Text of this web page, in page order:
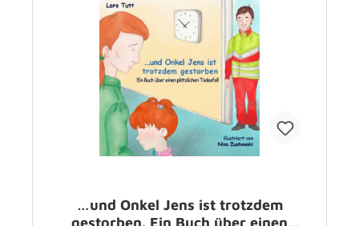
…und Onkel Jens ist trotzdem
gestorben. Ein Buch über einen